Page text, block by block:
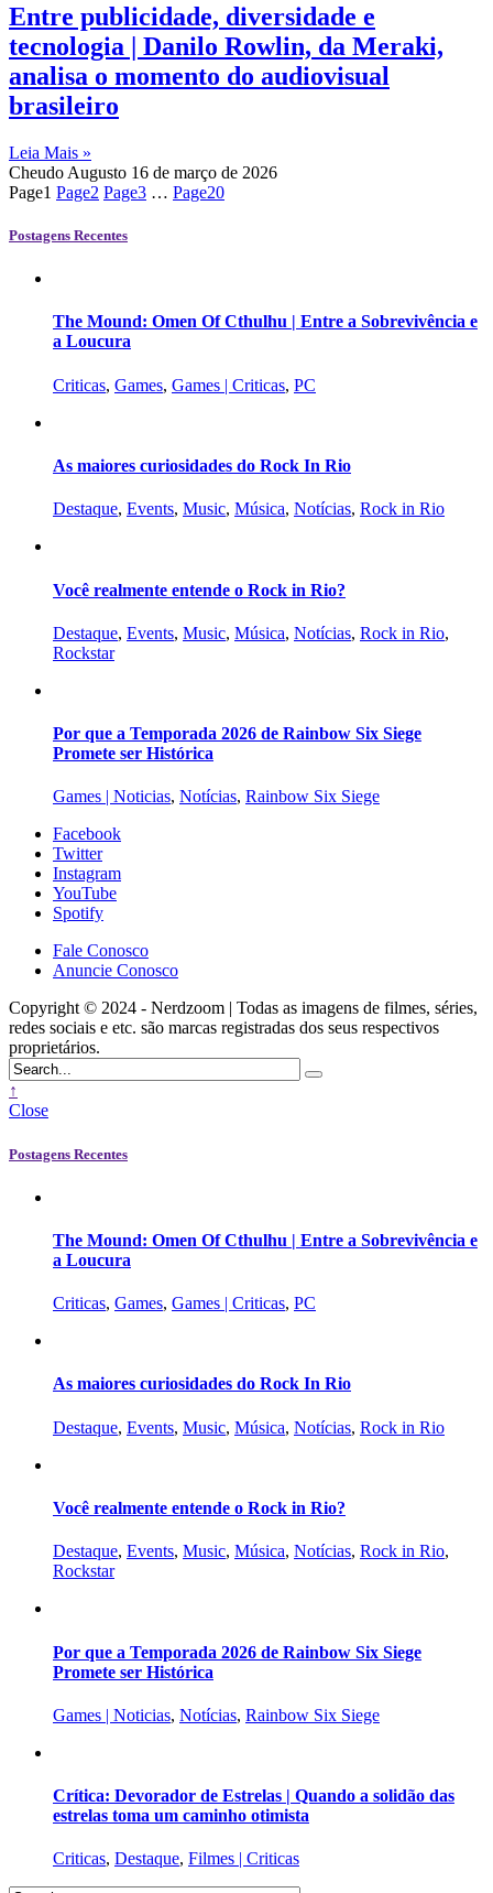
Entre publicidade, diversidade e
tecnologia | Danilo Rowlin, da Meraki,
analisa o momento do audiovisual
brasileiro
Leia Mais »
Cheudo Augusto 16 de março de 2026
Page1 Page2 Page3 … Page20
Postagens Recentes
The Mound: Omen Of Cthulhu | Entre a Sobrevivência e
a Loucura
Criticas, Games, Games | Criticas, PC
As maiores curiosidades do Rock In Rio
Destaque, Events, Music, Música, Notícias, Rock in Rio
Você realmente entende o Rock in Rio?
Destaque, Events, Music, Música, Notícias, Rock in Rio,
Rockstar
Por que a Temporada 2026 de Rainbow Six Siege
Promete ser Histórica
Games | Noticias, Notícias, Rainbow Six Siege
Facebook
Twitter
Instagram
YouTube
Spotify
Fale Conosco
Anuncie Conosco
Copyright © 2024 - Nerdzoom | Todas as imagens de filmes, séries,
redes sociais e etc. são marcas registradas dos seus respectivos
proprietários.
↑
Close
Postagens Recentes
The Mound: Omen Of Cthulhu | Entre a Sobrevivência e
a Loucura
Criticas, Games, Games | Criticas, PC
As maiores curiosidades do Rock In Rio
Destaque, Events, Music, Música, Notícias, Rock in Rio
Você realmente entende o Rock in Rio?
Destaque, Events, Music, Música, Notícias, Rock in Rio,
Rockstar
Por que a Temporada 2026 de Rainbow Six Siege
Promete ser Histórica
Games | Noticias, Notícias, Rainbow Six Siege
Crítica: Devorador de Estrelas | Quando a solidão das
estrelas toma um caminho otimista
Criticas, Destaque, Filmes | Criticas